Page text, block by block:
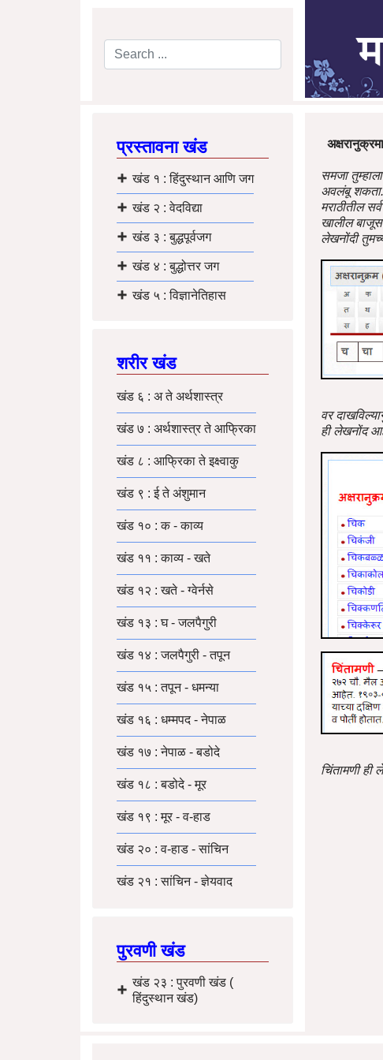
Type 2 or more characters for results.
प्रस्तावना खंड
खंड १ : हिंदुस्थान आणि जग
खंड २ : वेदविद्या
खंड ३ : बुद्धपूर्वजग
खंड ४ : बुद्धोत्तर जग
खंड ५ : विज्ञानेतिहास
शरीर खंड
खंड ६ : अ ते अर्थशास्त्र
खंड ७ : अर्थशास्त्र ते आफ्रिका
खंड ८ : आफ्रिका ते इक्ष्वाकु
खंड ९ : ई ते अंशुमान
खंड १० : क - काव्य
खंड ११ : काव्य - खते
खंड १२ : खते - ग्वेर्नसे
खंड १३ : घ - जलपैगुरी
खंड १४ : जलपैगुरी - तपून
खंड १५ : तपून - धमन्या
खंड १६ : धम्मपद - नेपाळ
खंड १७ : नेपाळ - बडोदे
खंड १८ : बडोदे - मूर
खंड १९ : मूर - व-हाड
खंड २० : व-हाड - सांचिन
खंड २१ : सांचिन - ज्ञेयवाद
पुरवणी खंड
खंड २३ : पुरवणी खंड (
हिंदुस्थान खंड)
समजा
अवलंबू शकता.
मराठीतील
खालील बाजूस
लेखनोंदी
वर
ही लेखनोंद
चिंतामणी ही